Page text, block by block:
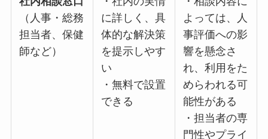
口
（人事・総
務担当者、
情に詳し
く、具体的
な解決策を
提示しやす
・無料で設
によって
は、人事評
価への影響
を懸念さ
れ、利用を
ためらわれ
る可能性が
ある